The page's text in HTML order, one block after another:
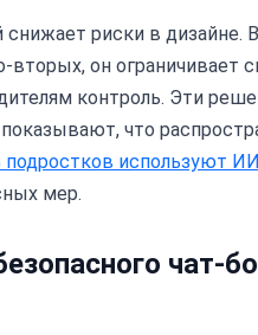
риски в дизайне.
вторых, он ограничивает
контроль. Эти
что
подростков используют
мер.
чат-